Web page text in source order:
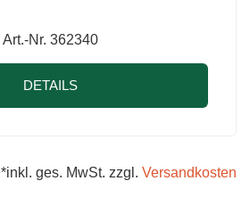
Art.-Nr. 362340
DETAILS
*inkl. ges. MwSt. zzgl. Versandkosten